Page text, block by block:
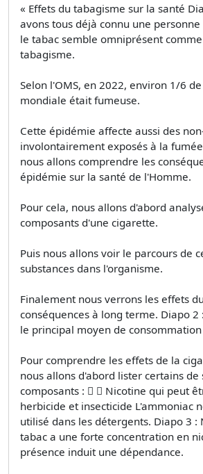
« Effets du tabagisme sur la santé
avons tous déjà connu une
le tabac semble omniprésent
tabagisme.
Selon l'OMS, en 2022, environ 1/6
mondiale était fumeuse.
Cette épidémie affecte aussi des
involontairement exposés à la
nous allons comprendre les
épidémie sur la santé de l'Homme.
Pour cela, nous allons d'abord
composants d'une cigarette.
Puis nous allons voir le parcours de
substances dans l'organisme.
Finalement nous verrons les effets
conséquences à long terme. Diapo 2
le principal moyen de
Pour comprendre les effets de la
nous allons d'abord lister certains de
composants :   Nicotine qui peut
herbicide et insecticide L'ammoniac
utilisé dans les détergents. Diapo 3 :
tabac a une forte concentration en
présence induit une dépendance.